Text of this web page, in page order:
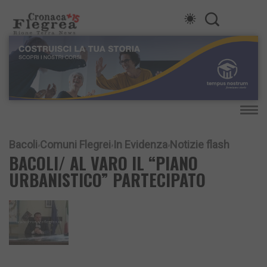
Bacoli Comuni Flegrei In Evidenza Notizie flash
BACOLI/ AL VARO IL “PIANO
URBANISTICO” PARTECIPATO